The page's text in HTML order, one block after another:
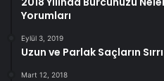
Yorumları
Eylül 3, 2019
Uzun ve Parlak Saçların
Mart 12, 2018